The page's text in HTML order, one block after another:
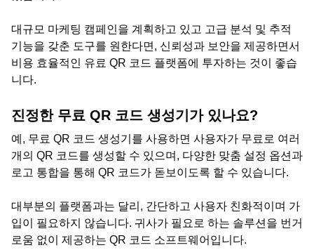
대규모 마케팅 캠페인을 계획하고 있고 고급 분석 및 추적
기능을 갖춘 도구를 원한다면, 신뢰성과 보안을 제공하면서
비용 효율적인 유료 QR 코드 플랫폼에 투자하는 것이 좋습
니다.
진정한 무료 QR 코드 생성기가 있나요?
예, 무료 QR 코드 생성기를 사용하면 사용자가 무료로 여러
개의 QR 코드를 생성할 수 있으며, 다양한 맞춤 설정 옵션과
로고 통합을 통해 QR 코드가 돋보이도록 할 수 있습니다.
대부분의 플랫폼과는 달리, 간단하고 사용자 친화적이며 가
입이 필요하지 않습니다. 귀사가 필요로 하는 솔루션을 번거
로움 없이 제공하는 QR 코드 소프트웨어입니다.